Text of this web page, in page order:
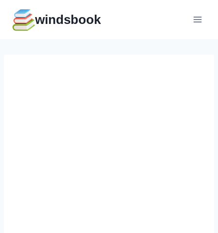
содержимому
windsbook